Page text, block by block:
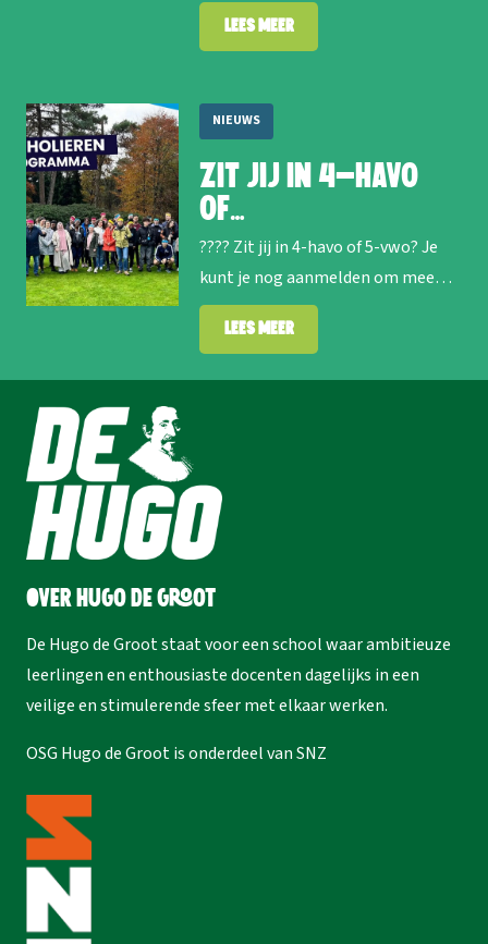
Lees meer
NIEUWS
Zit jij in 4-havo
of…
???? Zit jij in 4-havo of 5-vwo? Je
kunt je nog aanmelden om mee…
Lees meer
Over Hugo de Groot
De Hugo de Groot staat voor een school waar ambitieuze
leerlingen en enthousiaste docenten dagelijks in een
veilige en stimulerende sfeer met elkaar werken.
OSG Hugo de Groot is onderdeel vanSNZ